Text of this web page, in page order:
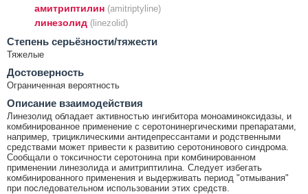
амитриптилин (amitriptyline)
линезолид (linezolid)
Cтепень серьёзности/тяжести
Тяжелые
Достоверность
Ограниченная вероятность
Описание взаимодействия
Линезолид обладает активностью ингибитора моноаминоксидазы, и
комбинированное применение с серотонинергическими препаратами,
например, трициклическими антидепрессантами и родственными
средствами может привести к развитию серотонинового синдрома.
Сообщали о токсичности серотонина при комбинированном
применении линезолида и амитриптилина. Следует избегать
комбинированного применения и выдерживать период "отмывания"
при последовательном использовании этих средств.